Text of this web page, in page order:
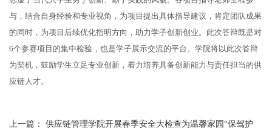
与，结合自身经验和专业视角，为项目提出具体指导建议，肯定团队成果
的同时，为项目后续优化指明方向，助力学子创新创业。此次答辩既是对
6个参赛项目的集中检验，也是学子展示交流的平台。学院将以此次答辩
为契机，鼓励学生立足专业创新，着力培养具备创新能力与责任担当的供
应链人才。
上一篇： 供应链管理学院开展春季安全大检查为温馨家园“保驾护